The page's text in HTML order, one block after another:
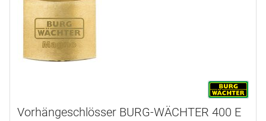
Vorhängeschlösser BURG-WÄCHTER 400 E